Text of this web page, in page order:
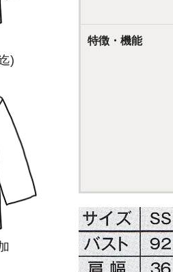
特徴・機能
)